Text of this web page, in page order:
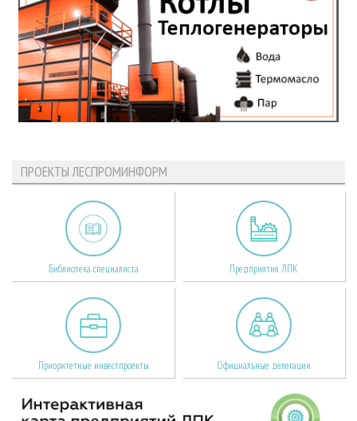
ПРОЕКТЫ ЛЕСПРОМИНФОРМ
Библиотека специалиста Предприятия ЛПК
Приоритетные инвестпроекты Официальные делегации